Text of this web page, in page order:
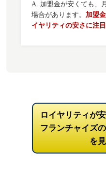
A. 加盟金が安くても、
場合があります。 加盟
イヤリティの安さに注目
ロイヤリティが
フランチャイズ
を